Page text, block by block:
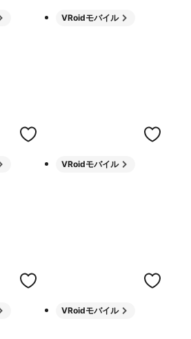
VRoidモバイル
VRoidモバイル
VRoidモバイル